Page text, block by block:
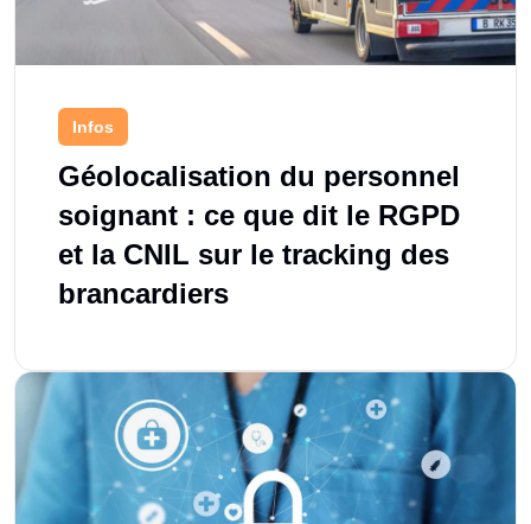
Infos
Géolocalisation du personnel
soignant : ce que dit le RGPD
et la CNIL sur le tracking des
brancardiers